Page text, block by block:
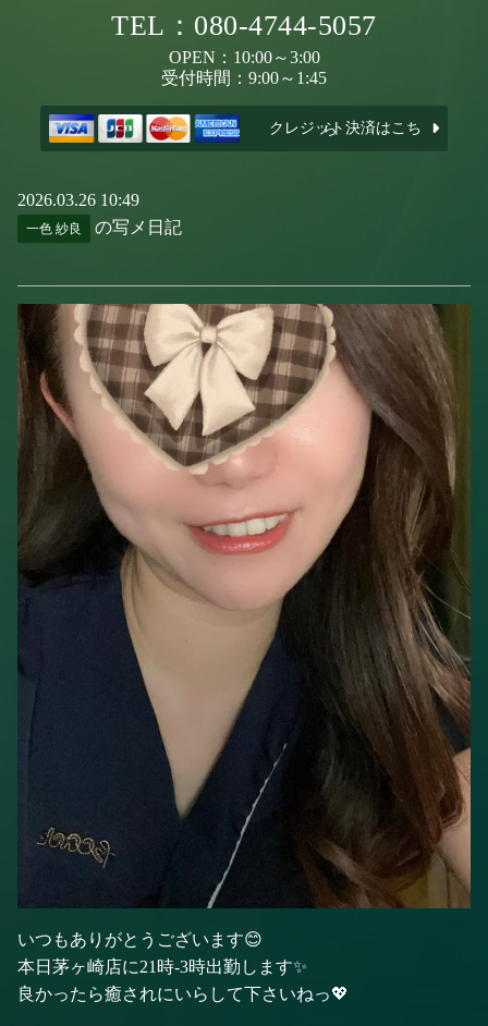
TEL：080-4744-5057
OPEN：10:00～3:00
受付時間：9:00～1:45
クレジット決済はこちら
2026.03.26 10:49
一色 紗良 の写メ日記
いつもありがとうございます😊
本日茅ヶ崎店に21時-3時出勤します✨
良かったら癒されにいらして下さいねっ💖